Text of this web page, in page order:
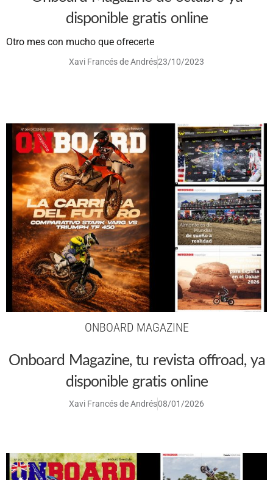
disponible gratis online
Otro mes con mucho que ofrecerte
Xavi Francés de Andrés23/10/2023
ONBOARD MAGAZINE
Onboard Magazine, tu revista offroad, ya
disponible gratis online
Xavi Francés de Andrés08/01/2026